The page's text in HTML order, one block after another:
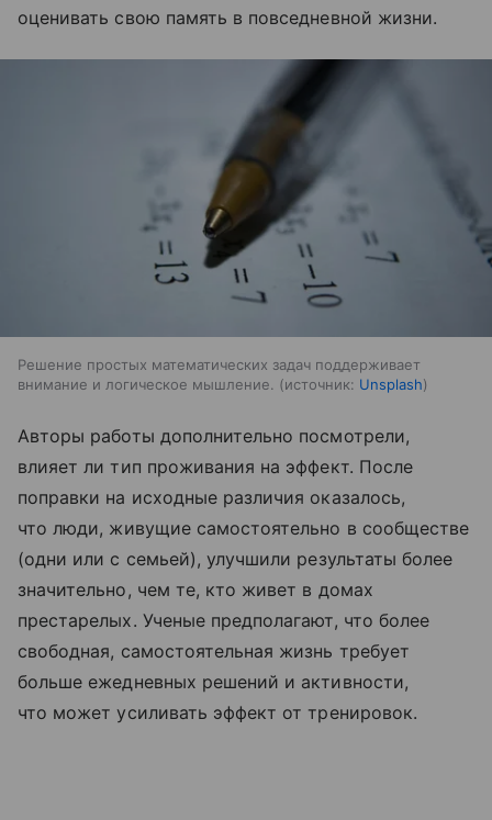
оценивать свою память в повседневной жизни.
Решение простых математических задач поддерживает
внимание и логическое мышление.
источник: Unsplash
Авторы работы дополнительно посмотрели,
влияет ли тип проживания на эффект. После
поправки на исходные различия оказалось,
что люди, живущие самостоятельно в сообществе
(одни или с семьей), улучшили результаты более
значительно, чем те, кто живет в домах
престарелых. Ученые предполагают, что более
свободная, самостоятельная жизнь требует
больше ежедневных решений и активности,
что может усиливать эффект от тренировок.